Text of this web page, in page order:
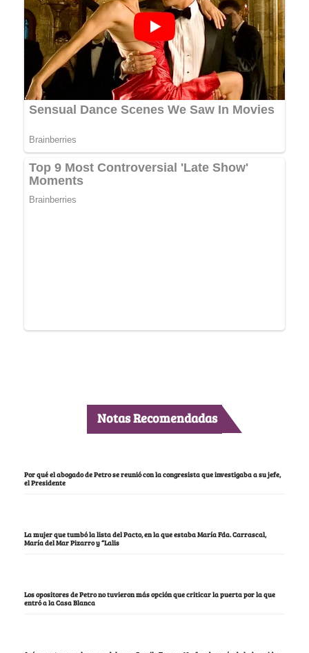
Notas Recomendadas
Por qué el abogado de Petro se reunió con la congresista que investigaba a su jefe,
el Presidente
La mujer que tumbó la lista del Pacto, en la que estaba María Fda. Carrascal,
María del Mar Pizarro y “Lalis
Los opositores de Petro no tuvieron más opción que criticar la puerta por la que
entró a la Casa Blanca